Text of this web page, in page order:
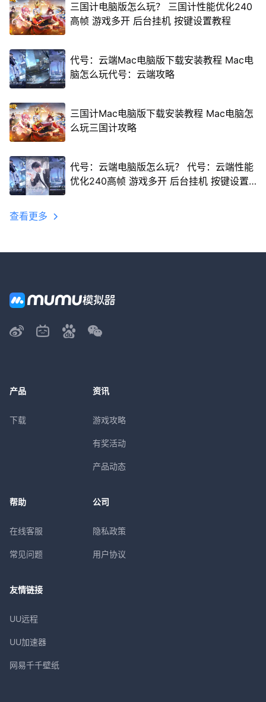
三国计电脑版怎么玩？ 三国计性能优化240
高帧 游戏多开 后台挂机 按键设置教程
代号：云端Mac电脑版下载安装教程 Mac电
脑怎么玩代号：云端攻略
三国计Mac电脑版下载安装教程 Mac电脑怎
么玩三国计攻略
代号：云端电脑版怎么玩？ 代号：云端性能
优化240高帧 游戏多开 后台挂机 按键设置
查看更多
产品
下载
资讯
游戏攻略
有奖活动
产品动态
帮助
在线客服
常见问题
公司
隐私政策
用户协议
友情链接
UU远程
UU加速器
网易千千壁纸